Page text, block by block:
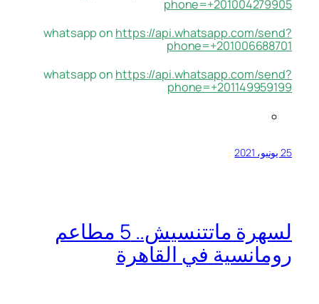
phone=+201004279905
whatsapp on https://api.whatsapp.com/send?
phone=+201006688701
whatsapp on https://api.whatsapp.com/send?
phone=+201149959199
25 يونيو، 2021
لسهرة ماتتنسيش.. 5 مطاعم
رومانسية في القاهرة